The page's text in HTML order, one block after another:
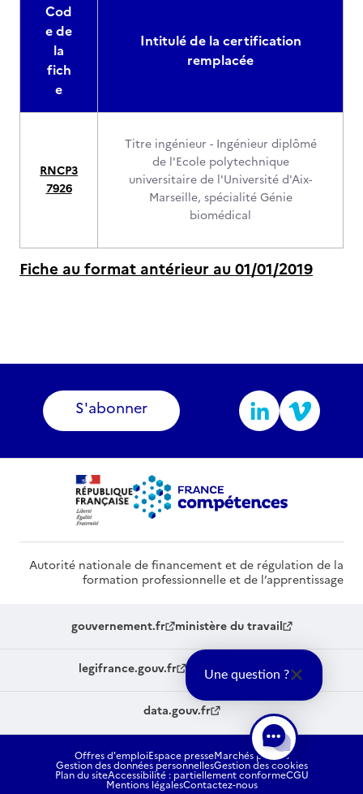
Cod
e de
la
fich
e
Intitulé de la certification
remplacée
RNCP3
7926
Titre ingénieur - Ingénieur diplômé
de l'Ecole polytechnique
universitaire de l'Université d'Aix-
Marseille, spécialité Génie
biomédical
Fiche au format antérieur au 01/01/2019
S'abonner
Autorité nationale de financement et de régulation de la
formation professionnelle et de l’apprentissage
gouvernement.fr ministère du travail
legifrance.gouv.fr service-public.fr
data.gouv.fr
Offres d'emploiEspace presseMarchés publics
Gestion des données personnellesGestion des cookies
Plan du siteAccessibilité : partiellement conformeCGU
Mentions légalesContactez-nous
Une question ?